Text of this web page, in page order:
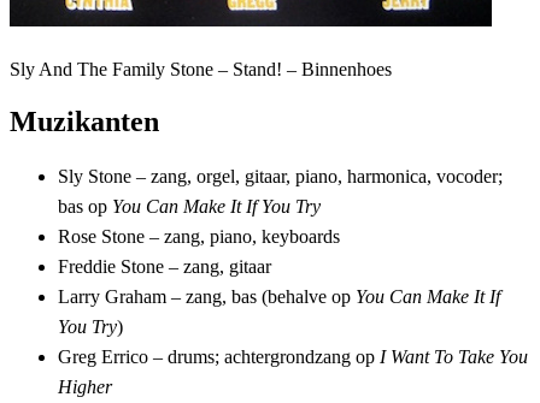
Sly And The Family Stone – Stand! – Binnenhoes
Muzikanten
Sly Stone – zang, orgel, gitaar, piano, harmonica, vocoder;
bas op You Can Make It If You Try
Rose Stone – zang, piano, keyboards
Freddie Stone – zang, gitaar
Larry Graham – zang, bas (behalve op You Can Make It If
You Try)
Greg Errico – drums; achtergrondzang op I Want To Take You
Higher